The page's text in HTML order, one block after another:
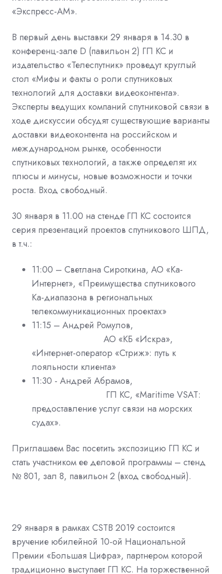
«Экспресс-АМ».
В первый день выставки 29 января в 14.30 в
конференц-зале D (павильон 2) ГП КС и
издательство «Телеспутник» проведут круглый
стол «Мифы и факты о роли спутниковых
технологий для доставки видеоконтента».
Эксперты ведущих компаний спутниковой связи в
ходе дискуссии обсудят существующие варианты
доставки видеоконтента на российском и
международном рынке, особенности
спутниковых технологий, а также определят их
плюсы и минусы, новые возможности и точки
роста. Вход свободный.
30 января в 11.00 на стенде ГП КС состоится
серия презентаций проектов спутникового ШПД,
в т.ч.:
11:00 – Светлана Сироткина, АО «Ка-
Интернет», «Преимущества спутникового
Ка-диапазона в региональных
телекоммуникационных проектах»
11:15 – Андрей Ромулов,
АО «КБ «Искра»,
«Интернет-оператор «Стриж»: путь к
лояльности клиента»
11:30 - Андрей Абрамов,
ГП КС, «Maritime VSAT:
предоставление услуг связи на морских
судах».
Приглашаем Вас посетить экспозицию ГП КС и
стать участником ее деловой программы – стенд
№ 801, зал 8, павильон 2 (вход свободный).
29 января в рамках CSTB 2019 состоится
вручение юбилейной 10-ой Национальной
Премии «Большая Цифра», партнером которой
традиционно выступает ГП КС. На торжественной